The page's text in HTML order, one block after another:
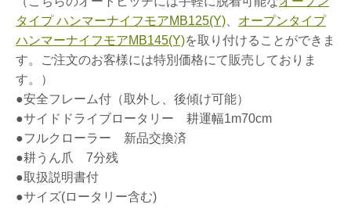
タイプ ハンマーナイフモアMB125(Y)
オープンタイプ
ハンマーナイフモアMB145(Y)を取り付けることができま
す。ご注文のお客様には特別価格にて販売しておりま
す。）
●安全フレーム付（取外し、後傾け可能）
●サイドドライブロータリー 耕運幅1m70cm
●フルクローラー 新品交換済
●耕うん爪 7分残
●取扱説明書付
●サイズ(ロータリー含む)